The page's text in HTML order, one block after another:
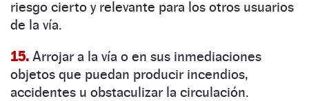
riesgo cierto y relevante para los otros usuarios
de la vía.
15. Arrojar a la vía o en sus inmediaciones
objetos que puedan producir incendios,
accidentes u obstaculizar la circulación.